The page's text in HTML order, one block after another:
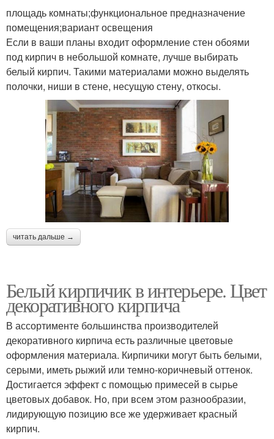
площадь комнаты;функциональное предназначение
помещения;вариант освещения
Если в ваши планы входит оформление стен обоями
под кирпич в небольшой комнате, лучше выбирать
белый кирпич. Такими материалами можно выделять
полочки, ниши в стене, несущую стену, откосы.
читать дальше →
Белый кирпичик в интерьере. Цвет
декоративного кирпича
В ассортименте большинства производителей
декоративного кирпича есть различные цветовые
оформления материала. Кирпичики могут быть белыми,
серыми, иметь рыжий или темно-коричневый оттенок.
Достигается эффект с помощью примесей в сырье
цветовых добавок. Но, при всем этом разнообразии,
лидирующую позицию все же удерживает красный
кирпич.